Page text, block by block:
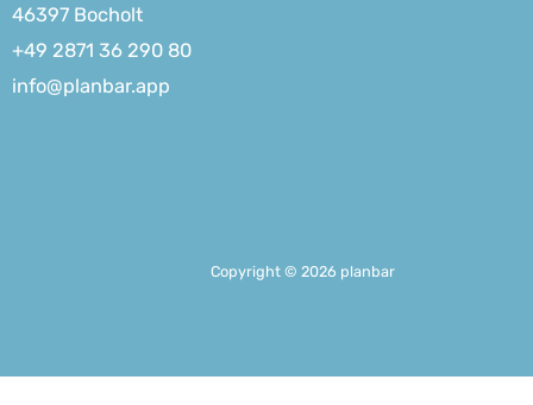
46397 Bocholt
+49 2871 36 290 80
info@planbar.app
Copyright © 2026 planbar